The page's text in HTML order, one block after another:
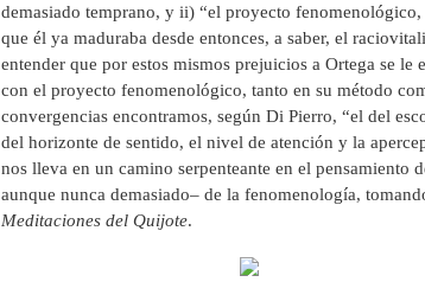
demasiado temprano, y ii) “el proyecto
que él ya maduraba desde entonces, a saber, el
entender que por estos mismos prejuicios a Ortega se
con el proyecto fenomenológico, tanto en su método
convergencias encontramos, según Di Pierro, “el del
del horizonte de sentido, el nivel de atención y la
nos lleva en un camino serpenteante en el pensamiento
aunque nunca demasiado– de la fenomenología,
Meditaciones del Quijote.